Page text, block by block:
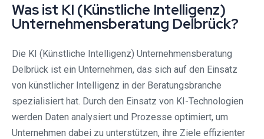
Was ist KI (Künstliche Intelligenz)
Unternehmensberatung Delbrück?
Die KI (Künstliche Intelligenz) Unternehmensberatung
Delbrück ist ein Unternehmen, das sich auf den Einsatz
von künstlicher Intelligenz in der Beratungsbranche
spezialisiert hat. Durch den Einsatz von KI-Technologien
werden Daten analysiert und Prozesse optimiert, um
Unternehmen dabei zu unterstützen, ihre Ziele effizienter